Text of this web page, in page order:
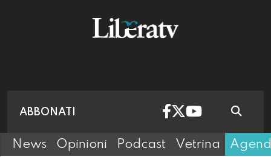
ABBONATI
News Opinioni Podcast Vetrina